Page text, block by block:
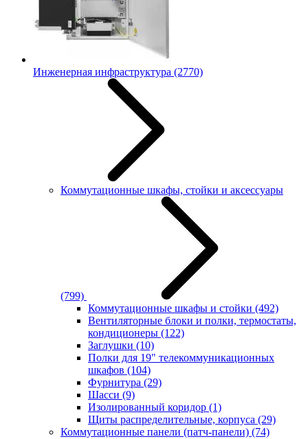
Инженерная инфраструктура (2770)
Коммутационные шкафы, стойки и аксессуары
(799)
Коммутационные шкафы и стойки (492)
Вентиляторные блоки и полки, термостаты,
кондиционеры (122)
Заглушки (10)
Полки для 19" телекоммуникационных
шкафов (104)
Фурнитура (29)
Шасси (9)
Изолированный коридор (1)
Щиты распределительные, корпуса (29)
Коммутационные панели (патч-панели) (74)